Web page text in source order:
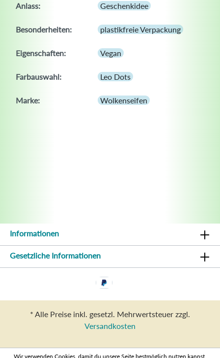
Anlass: Geschenkidee
Besonderheiten: plastikfreie Verpackung
Eigenschaften: Vegan
Farbauswahl: Leo Dots
Marke: Wolkenseifen
Informationen
Gesetzliche Informationen
* Alle Preise inkl. gesetzl. Mehrwertsteuer zzgl.
Versandkosten
Wir verwenden Cookies, damit du unsere Seite bestmöglich nutzen kannst.